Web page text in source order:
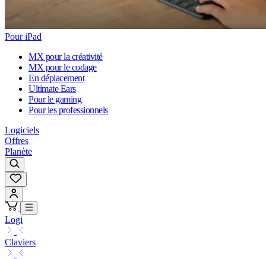
Pour iPad
MX pour la créativité
MX pour le codage
En déplacement
Ultimate Ears
Pour le gaming
Pour les professionnels
Logiciels
Offres
Planète
Logi
Claviers